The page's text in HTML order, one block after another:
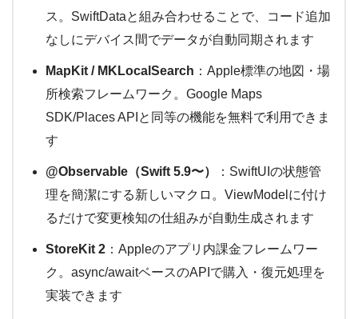
ス。SwiftDataと組み合わせることで、コード追加
なしにデバイス間でデータが自動同期されます
MapKit / MKLocalSearch ：Apple標準の地図・場
所検索フレームワーク。Google Maps
SDK/Places APIと同等の機能を無料で利用できま
す
@Observable（Swift 5.9〜）
：SwiftUIの状態管
理を簡潔にする新しいマクロ。ViewModelに付け
るだけで変更検知の仕組みが自動生成されます
StoreKit 2 ：Appleのアプリ内課金フレームワー
ク。async/awaitベースのAPIで購入・復元処理を
実装できます